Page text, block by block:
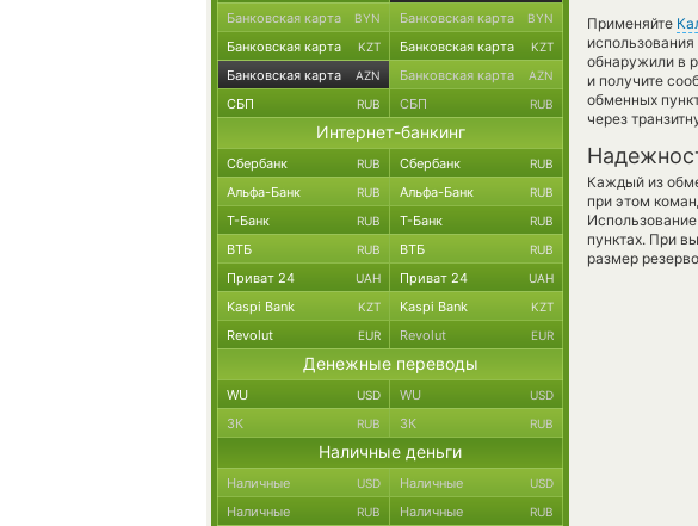
Применяйте
обнаружили в
и получите
обменных
через
Каждый из
при этом
пунктах. При
размер
Банковская карта BYN Банковская карта BYN
Банковская карта KZT Банковская карта KZT
Банковская карта AZN Банковская карта AZN
СБП RUB СБП RUB
Интернет-банкинг
Сбербанк RUB Сбербанк RUB
Альфа-Банк RUB Альфа-Банк RUB
Т-Банк RUB Т-Банк RUB
ВТБ RUB ВТБ RUB
Приват 24 UAH Приват 24 UAH
Kaspi Bank KZT Kaspi Bank KZT
Revolut EUR Revolut EUR
Денежные переводы
WU USD WU USD
ЗК RUB ЗК RUB
Наличные деньги
Наличные USD Наличные USD
Наличные RUB Наличные RUB